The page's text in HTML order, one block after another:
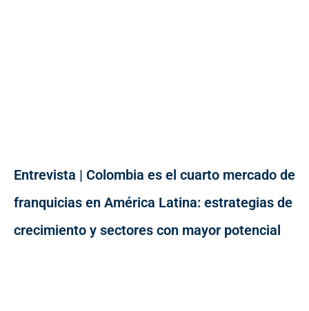
Entrevista | Colombia es el cuarto mercado de
franquicias en América Latina: estrategias de
crecimiento y sectores con mayor potencial